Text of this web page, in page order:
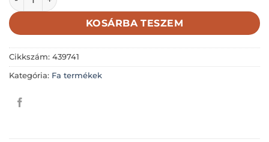
KOSÁRBA TESZEM
Cikkszám: 439741
Kategória: Fa termékek